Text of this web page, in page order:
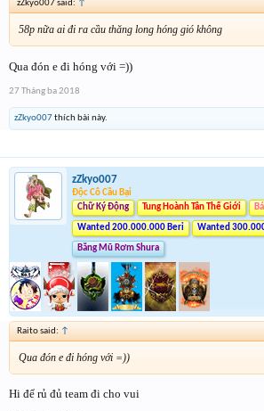
zZkyo007 said: ↑
58p nữa ai đi ra cầu thăng long hóng gió không
Qua đón e đi hóng với =))
27 Tháng ba 2018
zZkyo007thích bài này.
zZkyo007
Độc Cô Cầu Bại
Chữ Ký Động
Tung Hoành Tân Thế Giới
Wanted 200.000.000 Beri Wanted
Băng Mũ Rơm Shura
Raito said: ↑
Qua đón e đi hóng với =))
Hi để rủ đủ team đi cho vui